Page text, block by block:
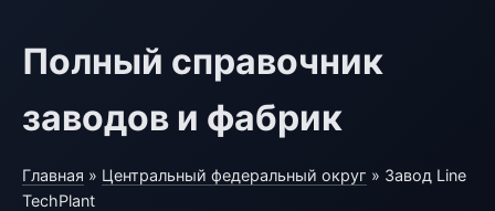
Полный справочник
заводов и фабрик
Главная » Центральный федеральный округ » Завод Line
TechPlant